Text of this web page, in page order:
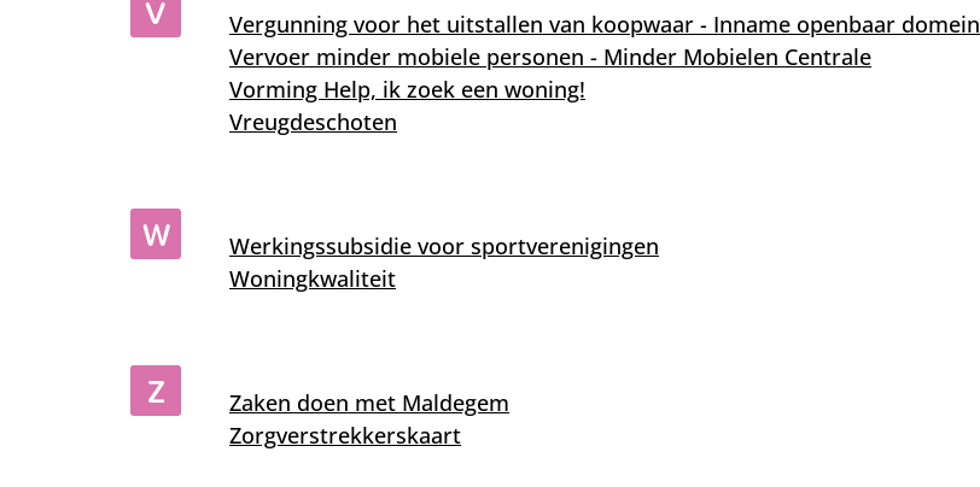
V
Vergunning voor het uitstallen van koopwaar - Inname openbaar domein
Vervoer minder mobiele personen - Minder Mobielen Centrale
Vorming Help, ik zoek een woning!
Vreugdeschoten
W
Werkingssubsidie voor sportverenigingen
Woningkwaliteit
Z
Zaken doen met Maldegem
Zorgverstrekkerskaart